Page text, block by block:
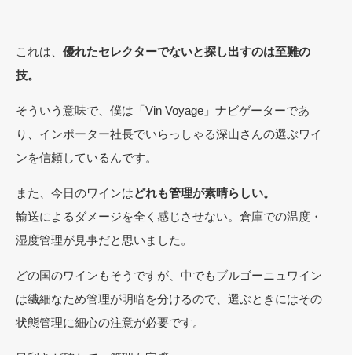
これは、 優れたセレクターでないと探し出すのは至難の
技。
そういう意味で、僕は「Vin Voyage」ナビゲーターであ
り、インポーター社長でいらっしゃる深山さんの選ぶワイ
ンを信頼しているんです。
また、今日のワインはどれも管理が素晴らしい。
輸送によるダメージを全く感じさせない。倉庫での温度・
湿度管理が見事だと思いました。
どの国のワインもそうですが、中でもブルゴーニュワイン
は繊細なため管理が明暗を分けるので、選ぶときにはその
状態管理に細心の注意が必要です。